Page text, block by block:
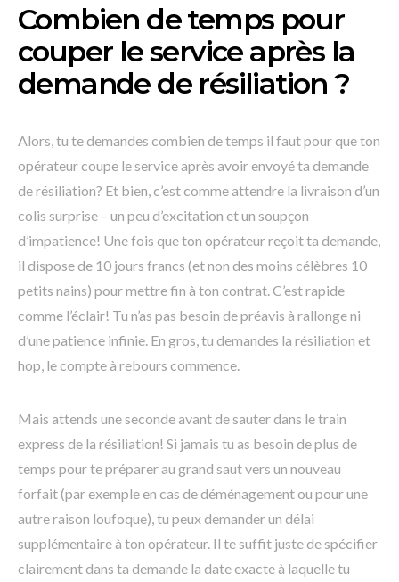
Combien de temps pour
couper le service après la
demande de résiliation ?
Alors, tu te demandes combien de temps il faut pour que ton
opérateur coupe le service après avoir envoyé ta demande
de résiliation? Et bien, c’est comme attendre la livraison d’un
colis surprise – un peu d’excitation et un soupçon
d’impatience! Une fois que ton opérateur reçoit ta demande,
il dispose de 10 jours francs (et non des moins célèbres 10
petits nains) pour mettre fin à ton contrat. C’est rapide
comme l’éclair! Tu n’as pas besoin de préavis à rallonge ni
d’une patience infinie. En gros, tu demandes la résiliation et
hop, le compte à rebours commence.
Mais attends une seconde avant de sauter dans le train
express de la résiliation! Si jamais tu as besoin de plus de
temps pour te préparer au grand saut vers un nouveau
forfait (par exemple en cas de déménagement ou pour une
autre raison loufoque), tu peux demander un délai
supplémentaire à ton opérateur. Il te suffit juste de spécifier
clairement dans ta demande la date exacte à laquelle tu